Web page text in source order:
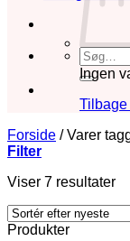
Søg
efter:
Ingen
Forside /Varer
Filter
Viser 7 resultater
Produkter